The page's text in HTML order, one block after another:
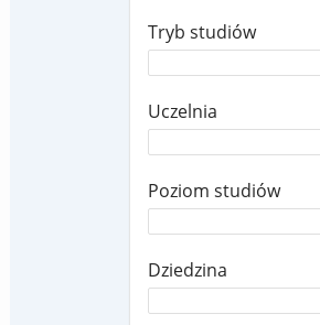
Tryb studiów
Uczelnia
Poziom studiów
Dziedzina